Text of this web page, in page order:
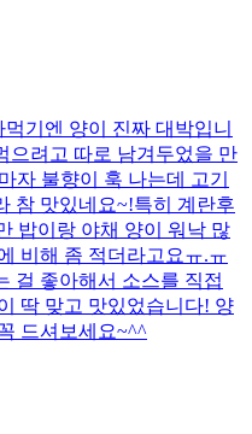
기엔 양이 진짜 대박입니
으려고 따로 남겨두었을 만
자 불향이 훅 나는데 고기
참 맛있네요~!특히 계란후
밥이랑 야채 양이 워낙 많
비해 좀 적더라고요ㅠ.ㅠ
걸 좋아해서 소스를 직접
딱 맞고 맛있었습니다! 양
드셔보세요~^^